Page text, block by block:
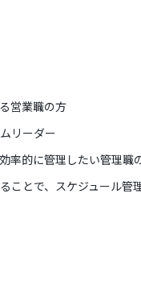
営業職の方
リーダー
率的に管理したい管理職
ことで、スケジュール